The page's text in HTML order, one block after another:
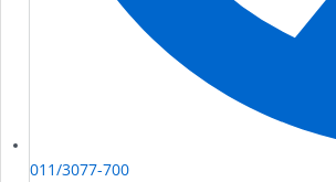
011/3077-700